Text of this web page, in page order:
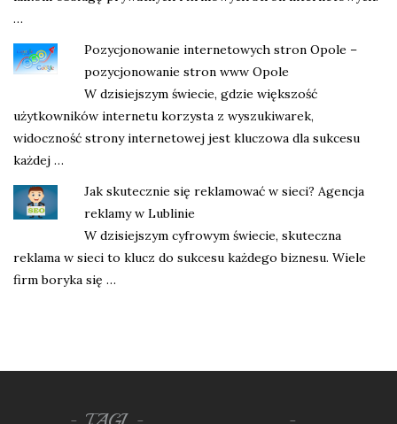
…
Pozycjonowanie internetowych stron Opole –
pozycjonowanie stron www Opole
W dzisiejszym świecie, gdzie większość
użytkowników internetu korzysta z wyszukiwarek,
widoczność strony internetowej jest kluczowa dla sukcesu
każdej …
Jak skutecznie się reklamować w sieci? Agencja
reklamy w Lublinie
W dzisiejszym cyfrowym świecie, skuteczna
reklama w sieci to klucz do sukcesu każdego biznesu. Wiele
firm boryka się …